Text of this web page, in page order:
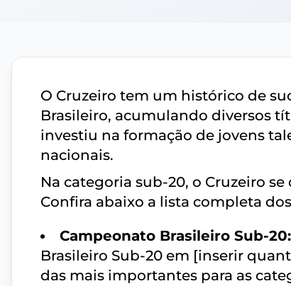
O Cruzeiro tem um histórico de
Brasileiro, acumulando diversos
investiu na formação de jovens
nacionais.
Na categoria sub-20, o Cruzeiro
Confira abaixo a lista completa
Campeonato Brasileiro Sub-20:
Brasileiro Sub-20 em [inserir
das mais importantes para as